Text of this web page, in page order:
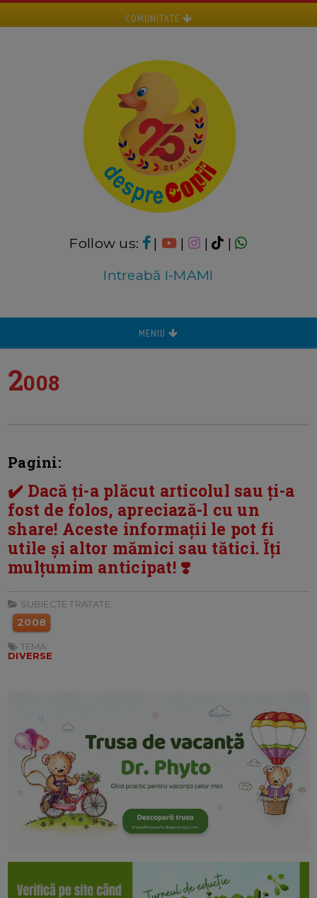
COMUNITATE
Follow us: | | |
|
Intreabă I-MAMI
MENIU
2008
Pagini:
✔️ Dacă ți-a plăcut articolul sau ți-a
fost de folos, apreciază-l cu un
share! Aceste informații le pot fi
utile și altor mămici sau tătici. Îți
mulțumim anticipat! ❣️
SUBIECTE TRATATE:
2008
TEMA:
DIVERSE